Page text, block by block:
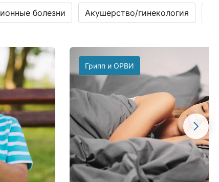
болезни Акушерство/гинекология
Грипп и ОРВИ